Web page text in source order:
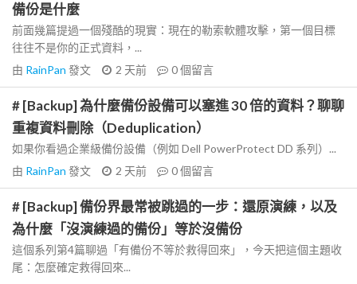
備份是什麼
前面幾篇提過一個殘酷的現實：現在的勒索軟體攻擊，第一個目標
往往不是你的正式資料，...
由 RainPan 發文 2 天前 0個留言
# [Backup] 為什麼備份設備可以塞進 30 倍的資料？聊聊
重複資料刪除（Deduplication）
如果你看過企業級備份設備（例如 Dell PowerProtect DD 系列）...
由 RainPan 發文 2 天前 0個留言
# [Backup] 備份界最常被跳過的一步：還原演練，以及
為什麼「沒演練過的備份」等於沒備份
這個系列第4篇聊過「有備份不等於救得回來」，今天把這個主題收
尾：怎麼確定救得回來...